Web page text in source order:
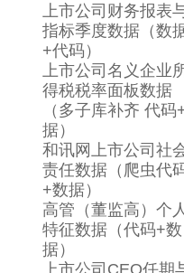
上市公司财务报表
指标季度数据（数
+代码）
上市公司名义企业
得税税率面板数据
（多子库补齐 代码
据）
和讯网上市公司社
责任数据（爬虫代
+数据）
高管（董监高）个人
特征数据（代码+数
据）
上市公司CEO任期